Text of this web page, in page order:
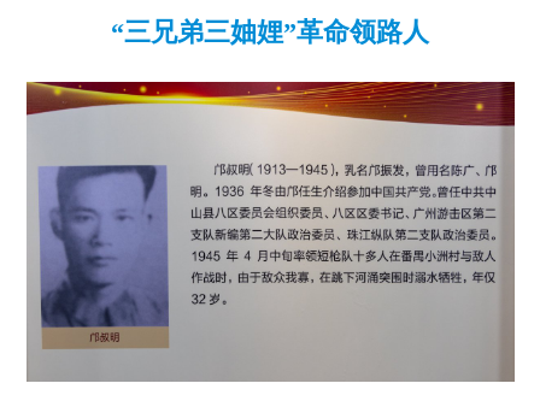
“三兄弟三妯娌”革命领路人